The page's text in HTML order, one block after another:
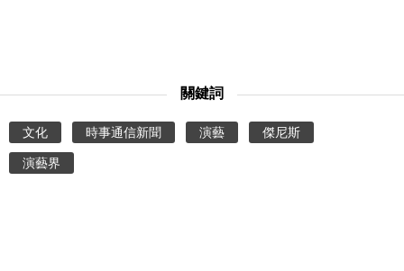
醫療健康
語言
關鍵詞
文化 時事通信新聞 演藝 傑尼斯
演藝界